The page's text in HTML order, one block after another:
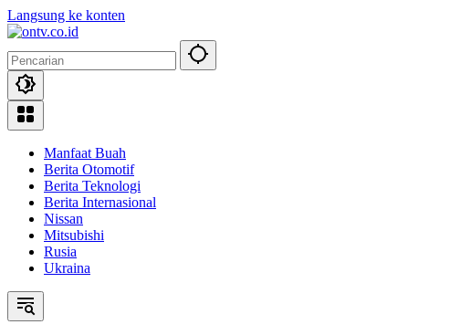
Langsung ke konten
Manfaat Buah
Berita Otomotif
Berita Teknologi
Berita Internasional
Nissan
Mitsubishi
Rusia
Ukraina